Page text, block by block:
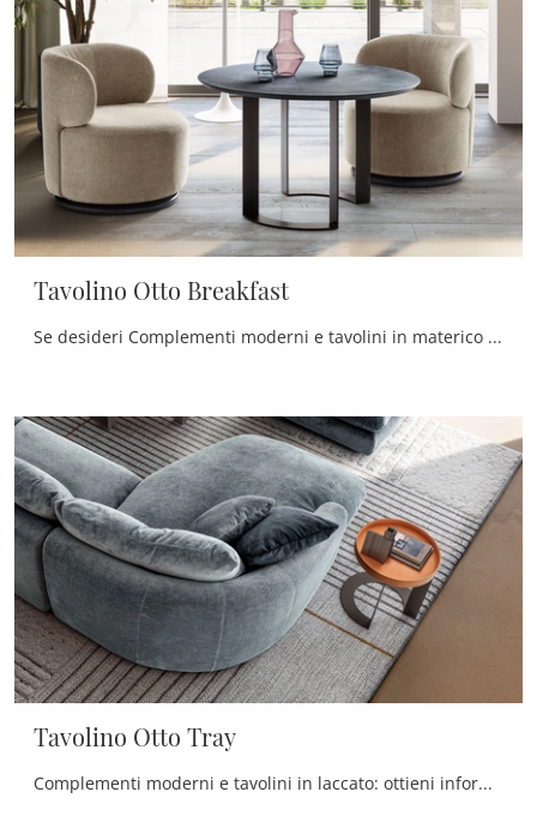
Tavolino Otto Breakfast
Se desideri Complementi moderni e tavolini in materico ottieni informazioni sul modello Tavolino Otto Breakfast del marchio Twils.
Tavolino Otto Tray
Complementi moderni e tavolini in laccato: ottieni informazioni sul modello Tavolino Otto Tray di Twils e potrai valorizzare i tuoi spazi.